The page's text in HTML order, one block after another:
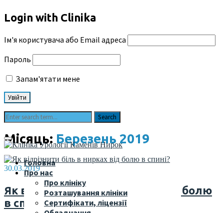
Login with Clinika
Ім'я користувача або Email адреса
Пароль
Запам'ятати мене
Головна
Про нас
Про клініку
Розташування клініки
Сертифікати, ліцензії
Місяць: Березень 2019
30.03.2019
Як відрізнити біль в нирках від болю
в спині?